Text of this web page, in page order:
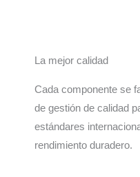
La mejor calidad
Cada componente se
de gestión de calidad
estándares
rendimiento duradero.